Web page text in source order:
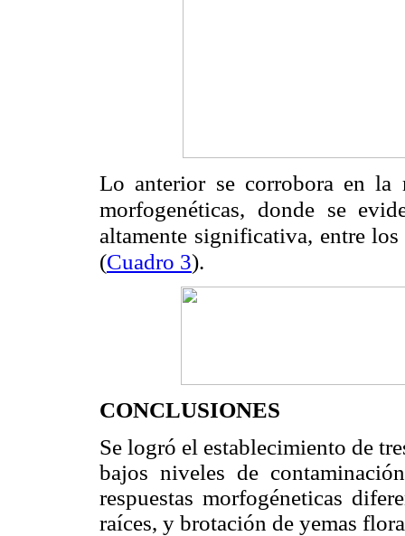
Lo anterior se corrobora en la
morfogenéticas, donde se
altamente significativa, entre
(Cuadro 3).
CONCLUSIONES
Se logró el establecimiento de
bajos niveles de
respuestas morfogéneticas
raíces, y brotación de yemas